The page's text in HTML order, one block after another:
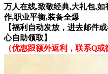
万人在线,致敬经典,大礼包,如
作,职业平衡,装备全爆
【福利自动发放，进去邮件
心自助领取】
（优惠跟额外返利，联系Q或